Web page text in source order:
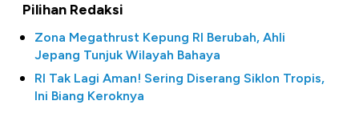
Pilihan Redaksi
Zona Megathrust Kepung RI Berubah, Ahli
Jepang Tunjuk Wilayah Bahaya
RI Tak Lagi Aman! Sering Diserang Siklon Tropis,
Ini Biang Keroknya